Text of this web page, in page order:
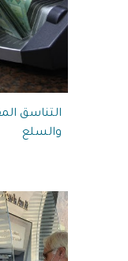
التناسق
والسلع